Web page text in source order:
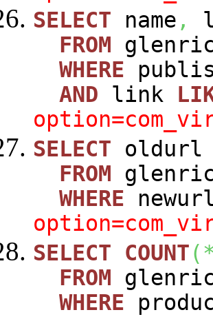
SELECT name ,
FROM
WHERE
AND link
SELECT oldurl
FROM
WHERE
SELECT
COUNT(
FROM
WHERE